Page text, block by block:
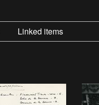
Linked items